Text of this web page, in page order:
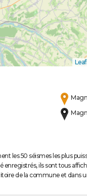
les 50 séismes les plus
enregistrés, ils sont tous
de la commune et dans